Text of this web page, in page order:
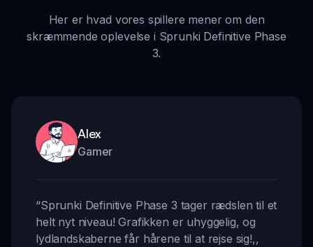
Her er hvad vores spillere mener om den
skræmmende oplevelse i Sprunki Definitive Phase
3.
Alex
Gamer
“Sprunki Definitive Phase 3 tager rædslen til et
helt nyt niveau! Grafikken er uhyggelig, og
lydlandskaberne får hårene til at rejse sig!,,